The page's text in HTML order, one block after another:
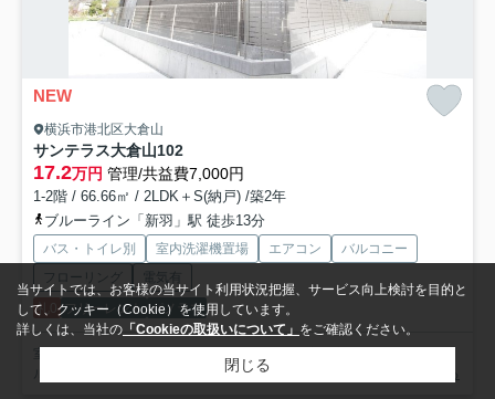
NEW
横浜市港北区大倉山
サンテラス大倉山102
17.2万円 管理/共益費7,000円
1-2階 / 66.66㎡ / 2LDK＋S(納戸) /築2年
ブルーライン「新羽」駅 徒歩13分
バス・トイレ別 室内洗濯機置場 エアコン
バルコニー
フローリング
電気有
礼0
フリーレント パノラマ
ル向け物件です。令和8年6月の入居期日指定です。そこか...
当サイトでは、お客様の当サイト利用状況把握、サービス向上検討を目的と
して、クッキー（Cookie）を使用しています。
詳しくは、当社の 「Cookieの取扱いについて」 をご確認ください。
閉じる